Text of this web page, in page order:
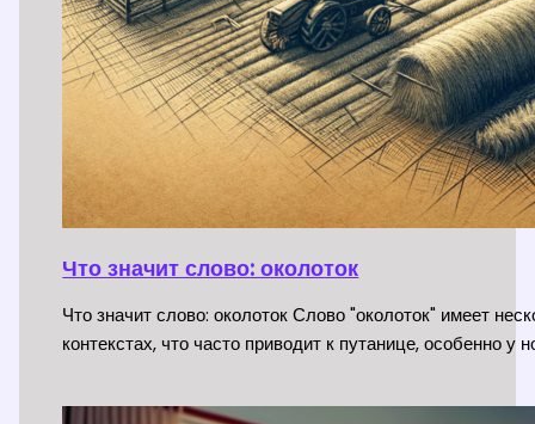
Что значит слово: околоток
Что значит слово: околоток Слово "околоток" имеет
контекстах, что часто приводит к путанице, особенно у